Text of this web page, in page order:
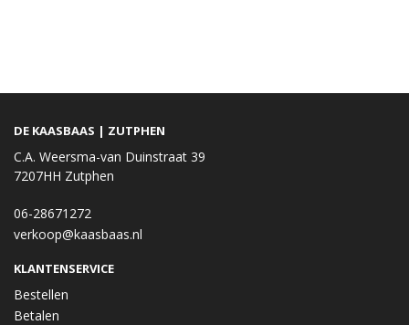
DE KAASBAAS | ZUTPHEN
C.A. Weersma-van Duinstraat 39
7207HH Zutphen
06-28671272
verkoop@kaasbaas.nl
KLANTENSERVICE
Bestellen
Betalen